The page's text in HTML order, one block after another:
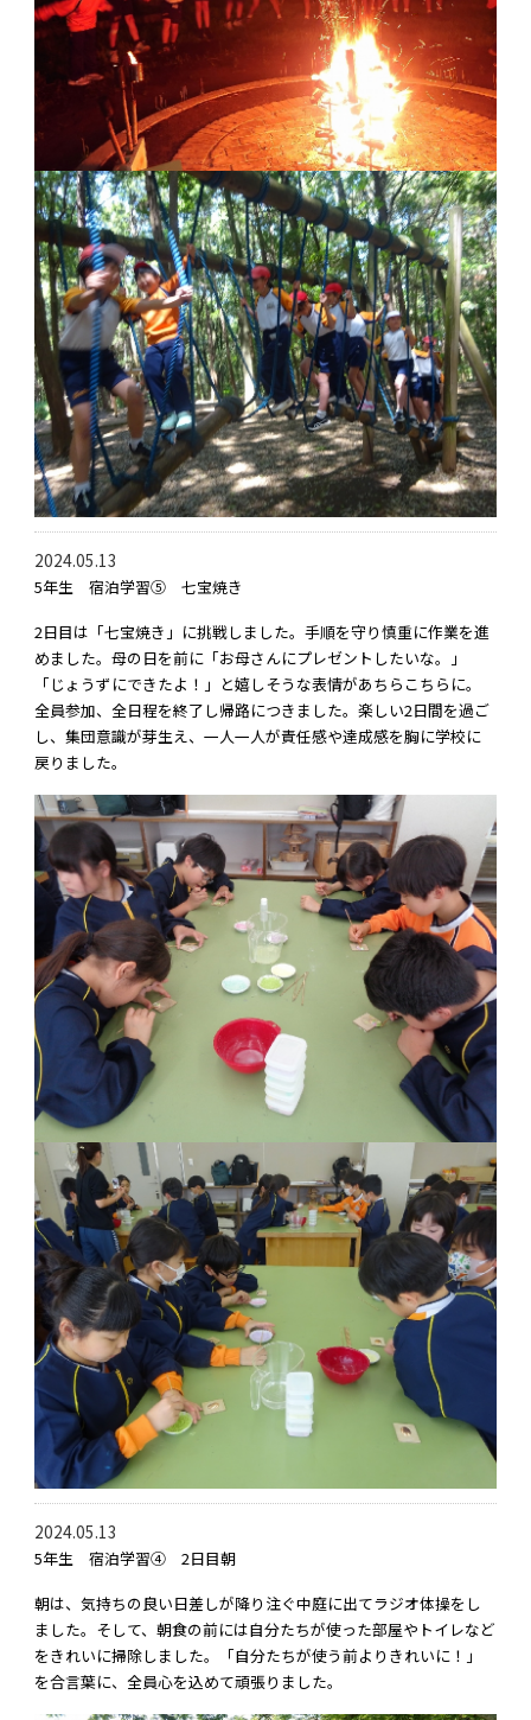
2024.05.13
5年生 宿泊学習⑤ 七宝焼き
2日目は「七宝焼き」に挑戦しました。手順を守り慎重に作業を進
めました。母の日を前に「お母さんにプレゼントしたいな。」
「じょうずにできたよ！」と嬉しそうな表情があちらこちらに。
全員参加、全日程を終了し帰路につきました。楽しい2日間を過ご
し、集団意識が芽生え、一人一人が責任感や達成感を胸に学校に
戻りました。
2024.05.13
5年生 宿泊学習④ 2日目朝
朝は、気持ちの良い日差しが降り注ぐ中庭に出てラジオ体操をし
ました。そして、朝食の前には自分たちが使った部屋やトイレなど
をきれいに掃除しました。「自分たちが使う前よりきれいに！」
を合言葉に、全員心を込めて頑張りました。